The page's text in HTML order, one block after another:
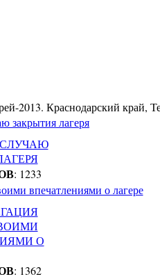
2013. Краснодарский край,
: 1233
О
: 1362